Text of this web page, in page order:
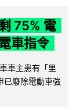
75% 電
車指令
車主患有「里
已廢除電動車強